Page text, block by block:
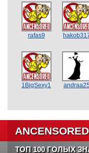
rafas9
1BigSexy1
ТОП 100 ГОЛЫХ